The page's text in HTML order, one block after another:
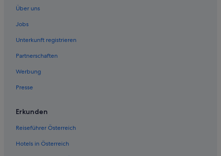
Hütten in Amlach
Hotels nahe Bahnhof Lienz
B&B in Gaimberg
Chalets in Gaimberg
Gaimberg Hotels
Hütten in Gaimberg
Hotels nahe Hauptplatz Lienz
Hotels nahe Kletterpark auf dem Schlossberg Lienz
Hausboote in Leisach
Über uns
Jobs
Unterkunft registrieren
Partnerschaften
Werbung
Presse
Erkunden
Reiseführer Österreich
Hotels in Österreich